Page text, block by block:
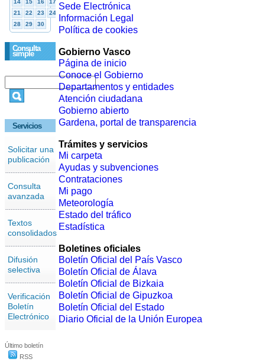
Consulta
simple
Servicios
Solicitar una
publicación
Consulta
avanzada
Textos
consolidados
Difusión
selectiva
Verificación
Boletín
Electrónico
Último boletín
RSS
Sede Electrónica
Información Legal
Política de cookies
Gobierno Vasco
Página de inicio
Conoce el Gobierno
Departamentos y entidades
Atención ciudadana
Gobierno abierto
Gardena, portal de transparencia
Trámites y servicios
Mi carpeta
Ayudas y subvenciones
Contrataciones
Mi pago
Meteorología
Estado del tráfico
Estadística
Boletines oficiales
Boletín Oficial del País Vasco
Boletín Oficial de Álava
Boletín Oficial de Bizkaia
Boletín Oficial de Gipuzkoa
Boletín Oficial del Estado
Diario Oficial de la Unión Europea